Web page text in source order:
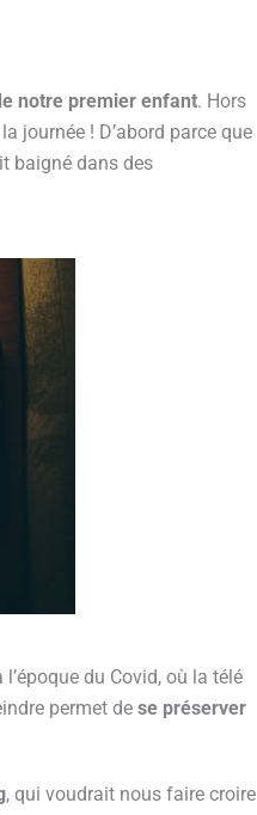
notre premier enfant. Hors
journée ! D’abord parce que
baigné dans des
du Covid, où la télé
permet de se préserver
, qui voudrait nous faire croire